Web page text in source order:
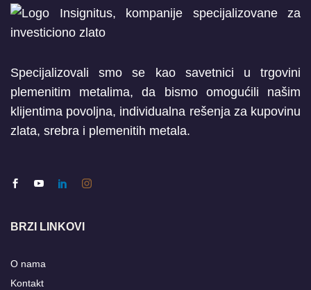
Specijalizovali smo se kao savetnici u trgovini
plemenitim metalima, da bismo omogućili našim
klijentima povoljna, individualna rešenja za kupovinu
zlata, srebra i plemenitih metala.
BRZI LINKOVI
O nama
Kontakt